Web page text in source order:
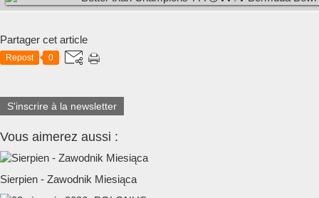
Partager cet article
Repost 0
S'inscrire à la newsletter
Vous aimerez aussi :
Sierpien - Zawodnik Miesiąca